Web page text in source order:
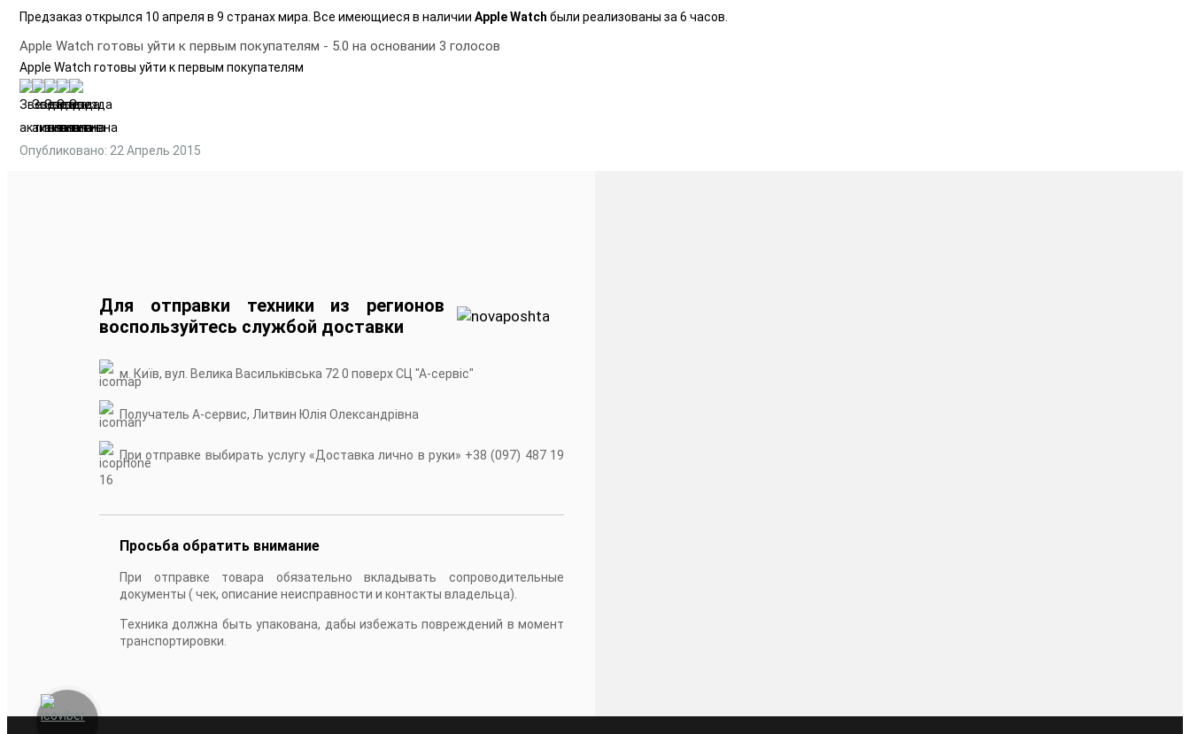
Предзаказ открылся 10 апреля в 9 странах мира. Все имеющиеся в наличии Apple Watch были реализованы за 6 часов.
Apple Watch готовы уйти к первым покупателям - 5.0 на основании 3 голосов
Apple Watch готовы уйти к первым покупателям
Опубликовано: 22 Апрель 2015
Для отправки техники из регионов
воспользуйтесь службой доставки
м. Київ, вул. Велика Васильківська 72 0 поверх СЦ "А-сервiс"
Получатель А-сервис, Литвин Юлія Олександрівна
При отправке выбирать услугу «Доставка лично в руки» +38 (097) 487 19
16
Просьба обратить внимание
При отправке товара обязательно вкладывать сопроводительные
документы ( чек, описание неисправности и контакты владельца).
Техника должна быть упакована, дабы избежать повреждений в момент
транспортировки.